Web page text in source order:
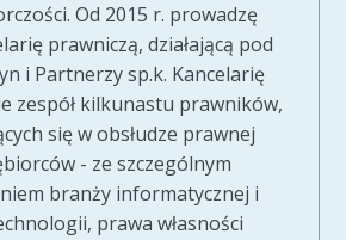
Od 2015 r. prowadzę
prawniczą, działającą pod
i Partnerzy sp.k. Kancelarię
zespół kilkunastu prawników,
się w obsłudze prawnej
- ze szczególnym
branży informatycznej i
prawa własności